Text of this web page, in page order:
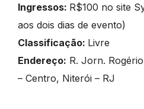
Ingressos: R$100 no site
aos dois dias de evento)
Classificação: Livre
Endereço: R. Jorn.
– Centro, Niterói – RJ